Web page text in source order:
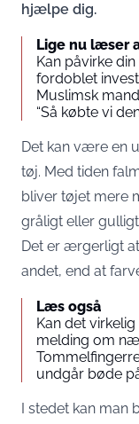
hjælpe dig.
Lige nu læser
Kan påvirke
fordoblet
Muslimsk
“Så købte vi
Det kan være en
tøj. Med tiden
bliver tøjet mere
gråligt eller
Det er ærgerligt
andet, end at
Læs også
Kan det
melding om
undgår bøde
I stedet kan man